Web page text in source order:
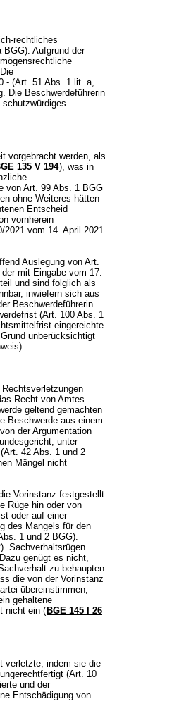
rechtliches
BGG). Aufgrund der
(Art. 51 Abs. 1 lit. a,
Die Beschwerdeführerin
vorgebracht werden, als
135 V 194), was in
von Art. 99 Abs. 1 BGG
ohne Weiteres hätten
Entscheid
vornherein
2021 vom 14. April 2021
Auslegung von Art.
mit Eingabe vom 17.
und sind folglich als
inwiefern sich aus
Beschwerdeführerin
(Art. 100 Abs. 1
eingereichte
unberücksichtigt
Recht von Amtes
geltend gemachten
Beschwerde aus einem
der Argumentation
unter
Art. 42 Abs. 1 und 2
Mängel nicht
Vorinstanz festgestellt
Rüge hin oder von
oder auf einer
des Mangels für den
1 und 2 BGG).
Sachverhaltsrügen
genügt es nicht,
zu behaupten
die von der Vorinstanz
übereinstimmen,
gehaltene
nicht ein (BGE 145 I 26
verletzte, indem sie die
(Art. 10
und der
Entschädigung von